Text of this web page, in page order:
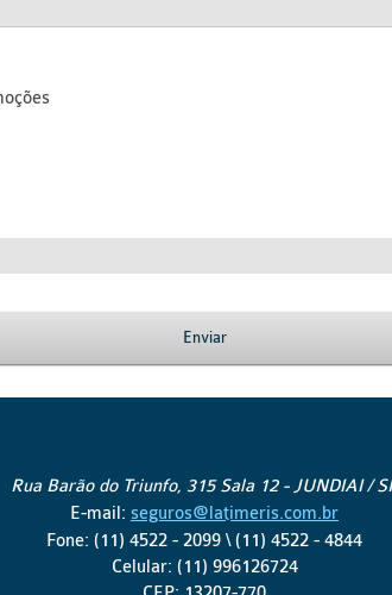
Enviar
Rua Barão do Triunfo, 315 Sala 12 - JUNDIAI /
E-mail: seguros@latimeris.com.br
Fone: (11) 4522 - 2099 \ (11) 4522 - 4844
Celular: (11) 996126724